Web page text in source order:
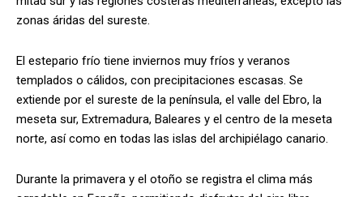
zonas áridas del sureste.
El estepario frío tiene inviernos muy fríos y veranos
templados o cálidos, con precipitaciones escasas. Se
extiende por el sureste de la península, el valle del Ebro, la
meseta sur, Extremadura, Baleares y el centro de la meseta
norte, así como en todas las islas del archipiélago canario.
Durante la primavera y el otoño se registra el clima más